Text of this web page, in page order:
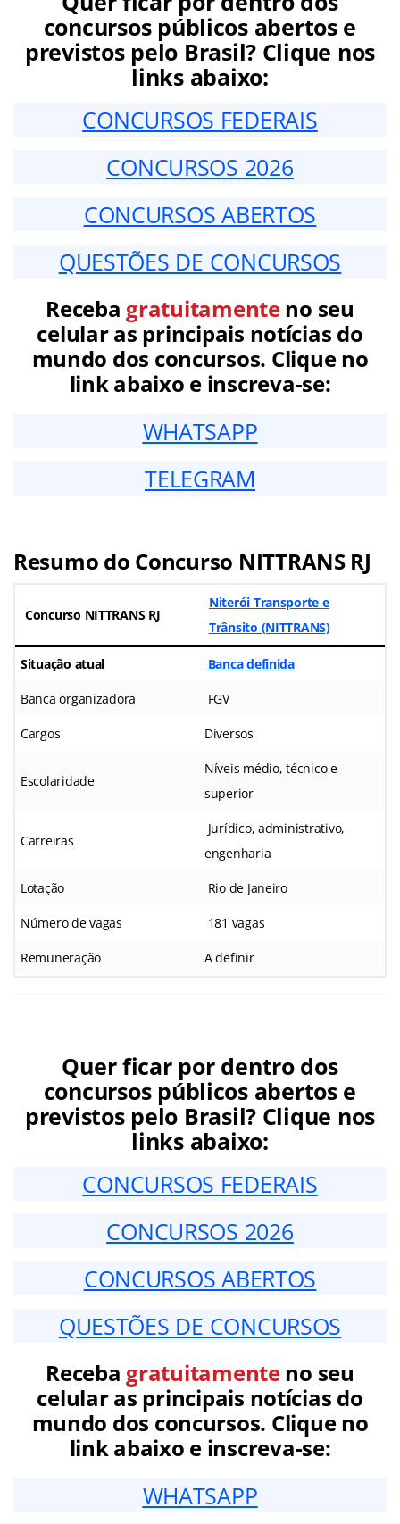
concursos públicos abertos e
previstos pelo Brasil? Clique nos
links abaixo:
CONCURSOS FEDERAIS
CONCURSOS 2026
CONCURSOS ABERTOS
QUESTÕES DE CONCURSOS
Receba gratuitamenteno seu
celular as principais notícias do
mundo dos concursos. Clique no
link abaixo e inscreva-se:
WHATSAPP
TELEGRAM
Resumo do Concurso NITTRANS RJ
Concurso NITTRANS RJ
Niterói Transporte e
Trânsito (NITTRANS)
Situação atual Banca definida
Banca organizadora FGV
Cargos Diversos
Escolaridade
Níveis médio, técnico e
superior
Carreiras
Jurídico, administrativo,
engenharia
Lotação Rio de Janeiro
Número de vagas 181 vagas
Remuneração A definir
Quer ficar por dentro dos
concursos públicos abertos e
previstos pelo Brasil? Clique nos
links abaixo:
CONCURSOS FEDERAIS
CONCURSOS 2026
CONCURSOS ABERTOS
QUESTÕES DE CONCURSOS
Receba gratuitamenteno seu
celular as principais notícias do
mundo dos concursos. Clique no
link abaixo e inscreva-se:
WHATSAPP